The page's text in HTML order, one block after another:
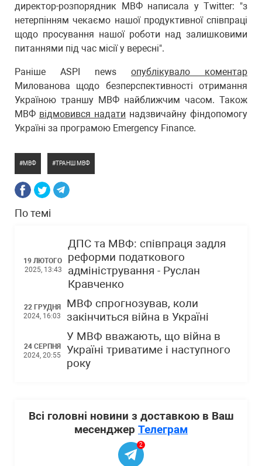
директор-розпорядник МВФ написала у Twitter: "з
нетерпінням чекаємо нашої продуктивної співпраці
щодо просування нашої роботи над залишковими
питаннями під час місії у вересні".
Раніше ASPI news опублікувало коментар
Милованова щодо безперспективності отримання
Україною траншу МВФ найближчим часом. Також
МВФ відмовився надати надзвичайну фіндопомогу
Україні за програмою Emergency Finance.
МВФ ТРАНШ МВФ
По темі
19 ЛЮТОГО
2025, 13:43
ДПС та МВФ: співпраця задля
реформи податкового
адміністрування - Руслан
Кравченко
22 ГРУДНЯ
2024, 16:03
МВФ спрогнозував, коли
закінчиться війна в Україні
24 СЕРПНЯ
2024, 20:55
У МВФ вважають, що війна в
Україні триватиме і наступного
року
Всі головні новини з доставкою в Ваш
месенджер Телеграм
2